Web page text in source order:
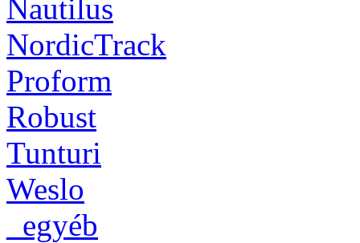
Nautilus
NordicTrack
Proform
Robust
Tunturi
Weslo
_egyéb